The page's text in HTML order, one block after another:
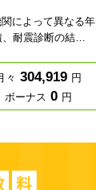
によって異なる
、耐震診断の結…
々 304,919 円
ボーナス 0 円